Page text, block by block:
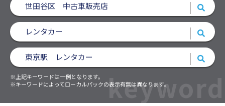
世田谷区 中古車販売店
レンタカー
東京駅 レンタカー
※上記キーワードは一例となります。
※キーワードによってローカルパックの表示有無は異なります。
keyword